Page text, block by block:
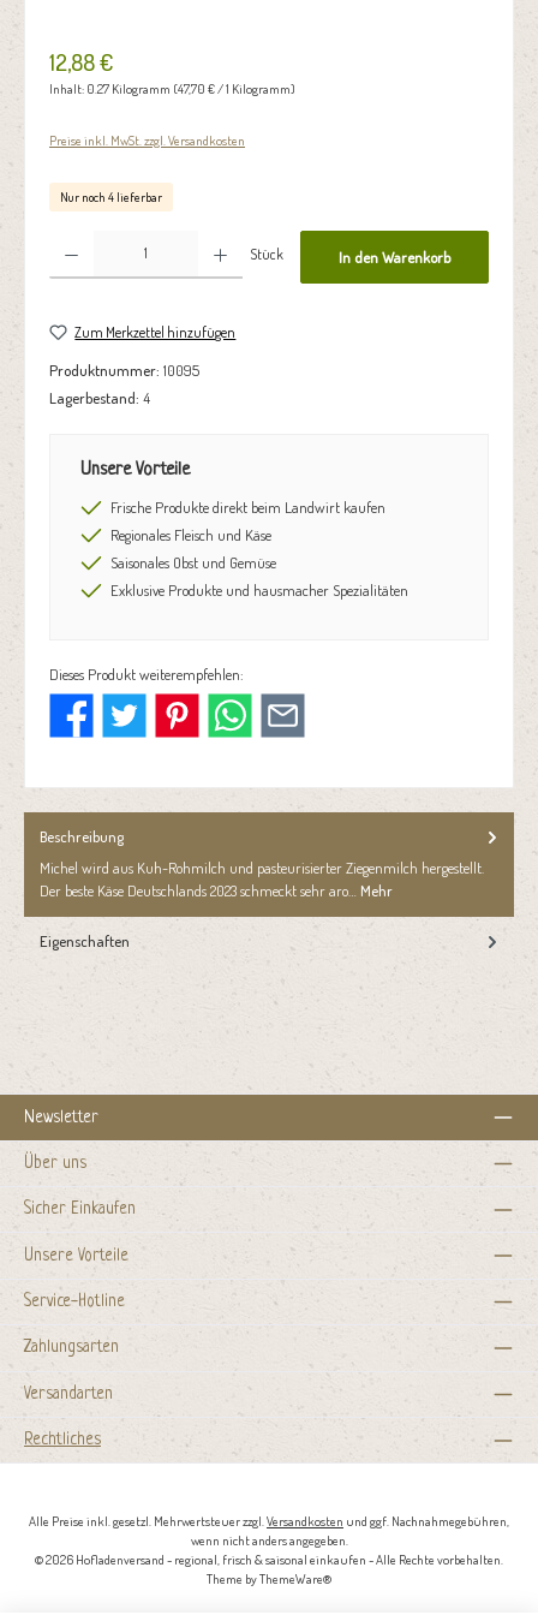
12,88 €
Inhalt: 0.27 Kilogramm (47,70 € / 1 Kilogramm)
Preise inkl. MwSt. zzgl. Versandkosten
Nur noch 4 lieferbar
Produkt Anzahl: Gib den gewünschten Wert ein oder benutze die Schaltflächen um die Anzahl zu erhöhen oder zu
Stück In den Warenkorb
Zum Merkzettel hinzufügen
Produktnummer: 10095
Lagerbestand: 4
Unsere Vorteile
Frische Produkte direkt beim Landwirt kaufen
Regionales Fleisch und Käse
Saisonales Obst und Gemüse
Exklusive Produkte und hausmacher Spezialitäten
Dieses Produkt weiterempfehlen:
Beschreibung
Michel wird aus Kuh-Rohmilch und pasteurisierter Ziegenmilch hergestellt.
Der beste Käse Deutschlands 2023 schmeckt sehr aro… Mehr
Eigenschaften
Newsletter
Über uns
Sicher Einkaufen
Unsere Vorteile
Service-Hotline
Zahlungsarten
Versandarten
Rechtliches
Alle Preise inkl. gesetzl. Mehrwertsteuer zzgl.Versandkosten und ggf. Nachnahmegebühren,
wenn nicht anders angegeben.
© 2026 Hofladenversand - regional, frisch & saisonal einkaufen - Alle Rechte vorbehalten.
Theme byThemeWare®